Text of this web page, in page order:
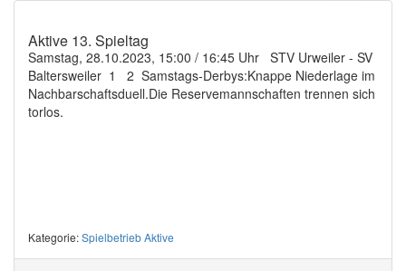
Aktive 13. Spieltag
Samstag, 28.10.2023, 15:00 / 16:45 Uhr STV Urweiler - SV
Baltersweiler 1 2 Samstags-Derbys:Knappe Niederlage im
Nachbarschaftsduell.Die Reservemannschaften trennen sich
torlos.
Kategorie:Spielbetrieb Aktive